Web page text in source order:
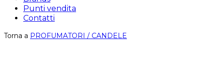
Punti vendita
Contatti
Torna a PROFUMATORI / CANDELE